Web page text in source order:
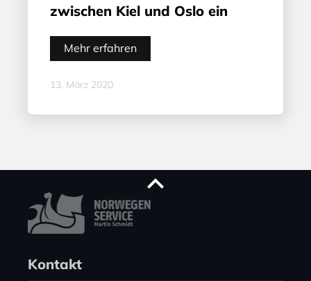
zwischen Kiel und Oslo ein
Mehr erfahren
13. März 2020
Kontakt